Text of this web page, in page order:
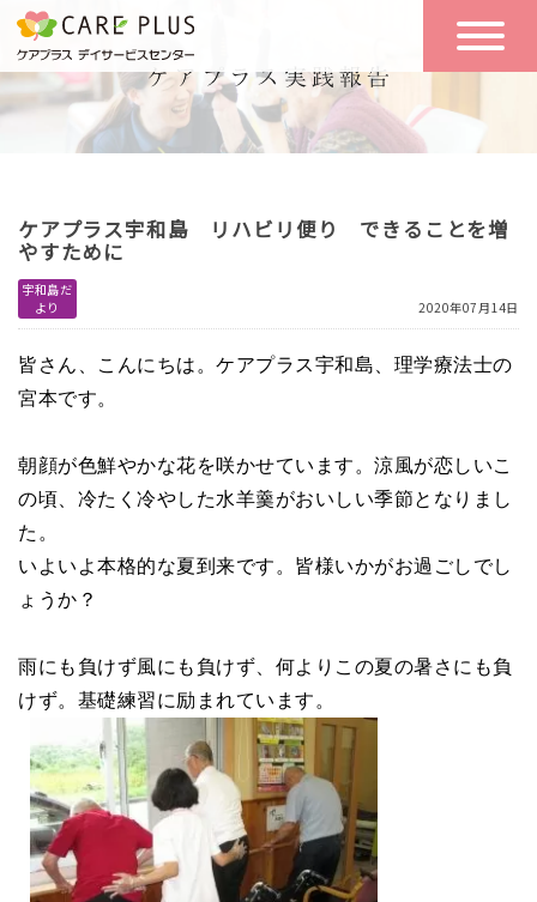
こんな方に
おすすめ
一日の流れ
一日体験
空き状況
お問い合わせ
ケアプラス宇和島 リハビリ便り できることを増
やすために
宇和島だ
より
2020年07月14日
皆さん、こんにちは。ケアプラス宇和島、理学療法士の
宮本です。
朝顔が色鮮やかな花を咲かせています。涼風が恋しいこ
の頃、冷たく冷やした水羊羹がおいしい季節となりまし
た。
いよいよ本格的な夏到来です。皆様いかがお過ごしでし
ょうか？
雨にも負けず風にも負けず、何よりこの夏の暑さにも負
けず。基礎練習に励まれています。